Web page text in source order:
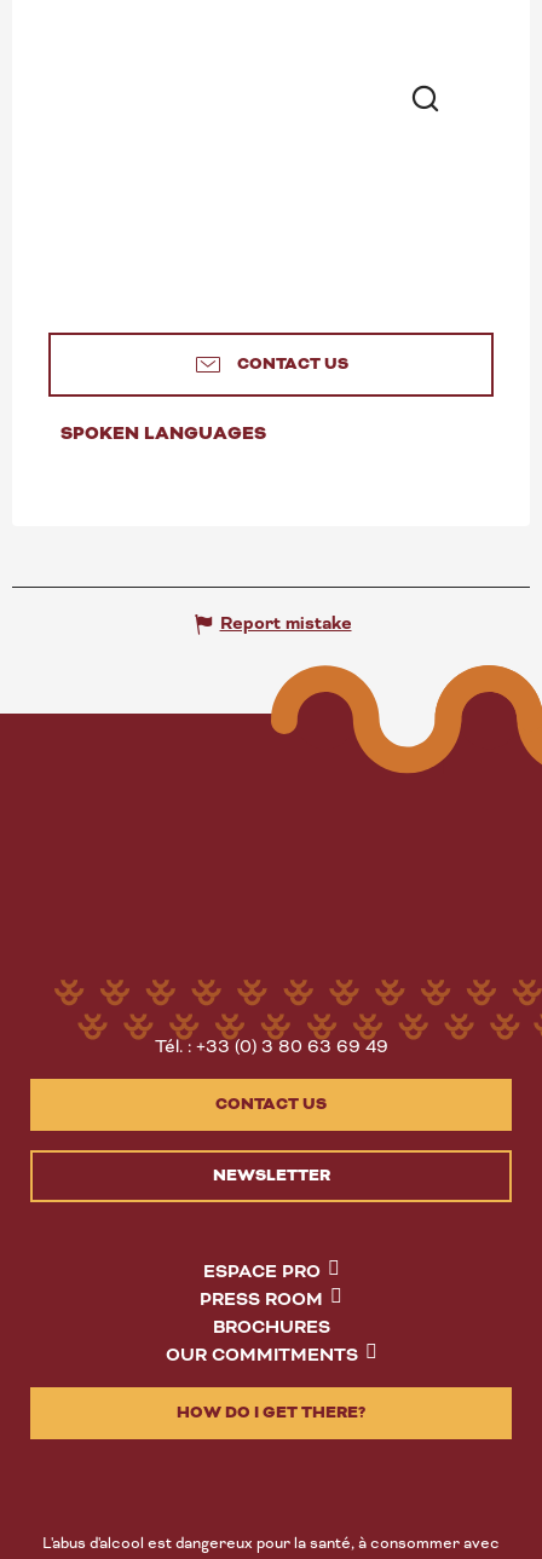
CONTACT US
SPOKEN LANGUAGES
SPOKEN LANGUAGES
Report mistake
Tél. : +33 (0) 3 80 63 69 49
CONTACT US
NEWSLETTER
ESPACE PRO
PRESS ROOM
BROCHURES
OUR COMMITMENTS
HOW DO I GET THERE?
L'abus d'alcool est dangereux pour la santé, à consommer avec